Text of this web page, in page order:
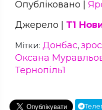
Опубліковано |
Джерело | Т1
Мітки: Донбас,
Оксана
Тернопіль1